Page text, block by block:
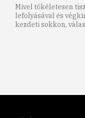
Mivel tökéletesen
lefolyásával és
kezdeti sokkon,